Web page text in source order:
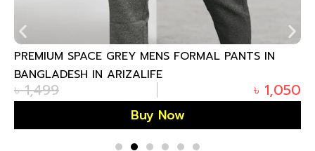
PREMIUM SPACE GREY MENS FORMAL PANTS IN
BANGLADESH IN ARIZALIFE
৳1,499 ৳ 1,050
Buy Now